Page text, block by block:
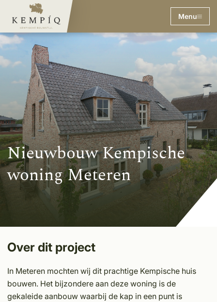
Menu
Nieuwbouw Kempische
woning Meteren
Over dit project
In Meteren mochten wij dit prachtige Kempische huis
bouwen. Het bijzondere aan deze woning is de
gekaleide aanbouw waarbij de kap in een punt is